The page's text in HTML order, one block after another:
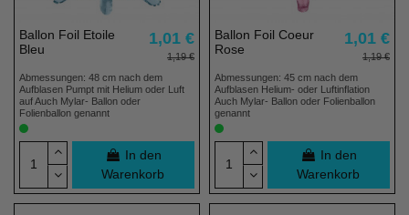
Ballon Foil Etoile
Bleu
1,01 €
1,19 €
Abmessungen: 48 cm nach dem
Aufblasen Pumpt mit Helium oder Luft
auf Auch Mylar- Ballon oder
Folienballon genannt
In den
Warenkorb
Ballon Foil Coeur
Rose
1,01 €
1,19 €
Abmessungen: 45 cm nach dem
Aufblasen Helium- oder Luftinflation
Auch Mylar- Ballon oder Folienballon
genannt
In den
Warenkorb